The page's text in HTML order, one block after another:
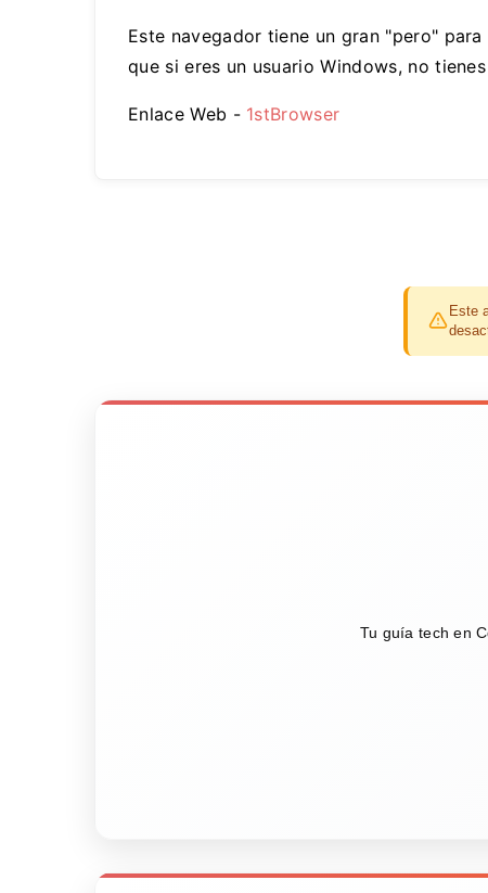
Este navegador tiene un gran "pero"
que si eres un usuario Windows, no
Enlace Web - 1stBrowser
Este
Tu guía tech en